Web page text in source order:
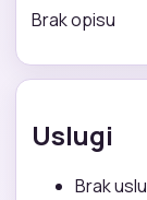
Brak opisu
Uslugi
Brak